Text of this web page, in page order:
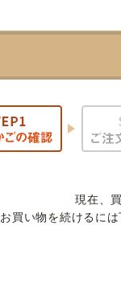
現在、
お買い物を続けるに